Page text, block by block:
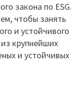
закона по ESG.
чтобы занять
и устойчивого
крупнейших
и устойчивых